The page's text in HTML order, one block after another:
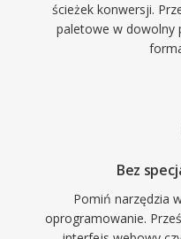
ścieżek konwersji.
paletowe w dowolny
Bez
Pomiń narzędzia
oprogramowanie.